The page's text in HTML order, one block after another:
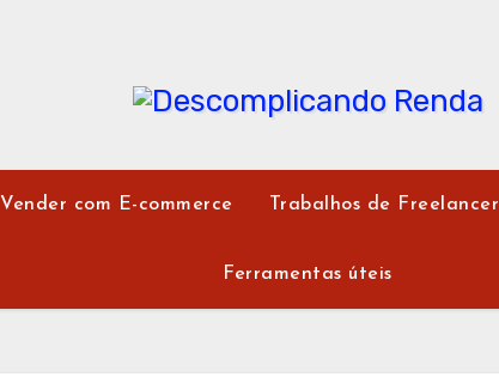
Vender com E-commerce Trabalhos de Freelancer
Ferramentas úteis